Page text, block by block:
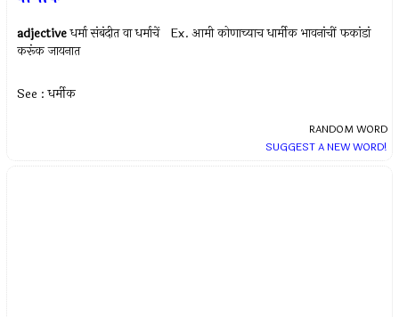
adjective धर्मा संबंदीत वा धर्माचें Ex.आमी कोणाच्याच धार्मीक भावनांचीं फकांडां
करूंक जायनात
See : धर्मीक
RANDOM WORD
SUGGEST A NEW WORD!